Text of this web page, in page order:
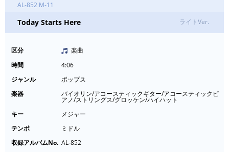
AL-852 M-11
Today Starts Here ライトVer.
区分
楽曲
時間
4:06
ジャンル
ポップス
楽器
バイオリン/アコースティックギター/アコースティックピ
アノ/ストリングス/グロッケン/ハイハット
キー
メジャー
テンポ
ミドル
収録アルバムNo. AL-852